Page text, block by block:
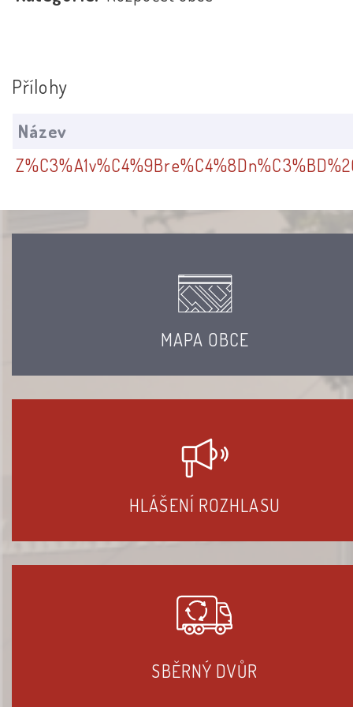
Přílohy
Název
MAPA OBCE
HLÁŠENÍ ROZHLASU
SBĚRNÝ DVŮR